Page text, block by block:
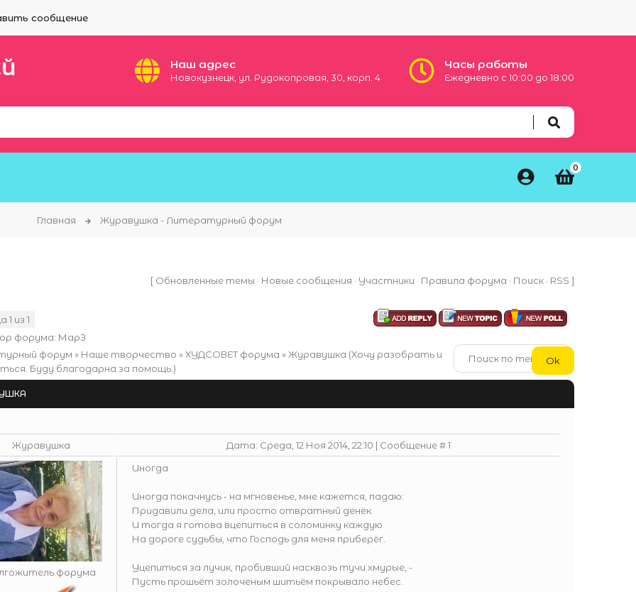
сообщение
Наш адрес
Новокузнецк, ул. Рудокопровая, 30, корп. 4
Часы работы
Ежедневно с 10:00 до 18:00
0
Главная Журавушка - Литературный форум
[ Обновленные темы · Новые сообщения · Участники · Правила форума · Поиск · RSS ]
1 из 1
форума: МарЗ
форум » Наше творчество » ХУДСОВЕТ форума »Журавушка (Хочу разобрать и
Буду благодарна за помощь.)
Журавушка Дата: Среда, 12 Ноя 2014, 22:10 | Сообщение #1
форума
Иногда
Иногда покачнусь - на мгновенье, мне кажется, падаю:
Придавили дела, или просто отвратный денёк.
И тогда я готова вцепиться в соломинку каждую
На дороге судьбы, что Господь для меня приберёг.
Уцепиться за лучик, пробивший насквозь тучи хмурые, -
Пусть прошьёт золоченым шитьём покрывало небес.